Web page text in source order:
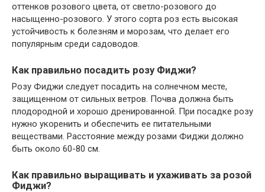
оттенков розового цвета, от светло-розового до
насыщенно-розового. У этого сорта роз есть высокая
устойчивость к болезням и морозам, что делает его
популярным среди садоводов.
Как правильно посадить розу Фиджи?
Розу Фиджи следует посадить на солнечном месте,
защищенном от сильных ветров. Почва должна быть
плодородной и хорошо дренированной. При посадке розу
нужно укоренить и обеспечить ее питательными
веществами. Расстояние между розами Фиджи должно
быть около 60-80 см.
Как правильно выращивать и ухаживать за розой
Фиджи?